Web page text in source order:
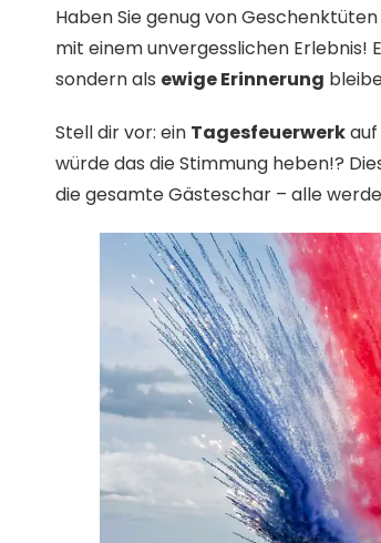
Haben Sie genug von
mit einem unvergesslichen Erlebnis!
sondern als ewige Erinnerung
Stell dir vor: ein Tagesfeuerwerk
würde das die Stimmung heben!?
die gesamte Gästeschar – alle